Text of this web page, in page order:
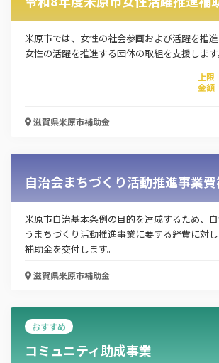
米原市では、女性の社会参画および活躍を推
女性の活躍を推進する団体の取組を支援します
上限
金額
滋賀県米原市補助金
自治会まちづくり活動推進事業
米原市自治基本条例の目的を達成するため、
うまちづくり活動推進事業に要する経費に対
補助金を交付します。
滋賀県米原市補助金
おすすめ
コミュニティ助成事業